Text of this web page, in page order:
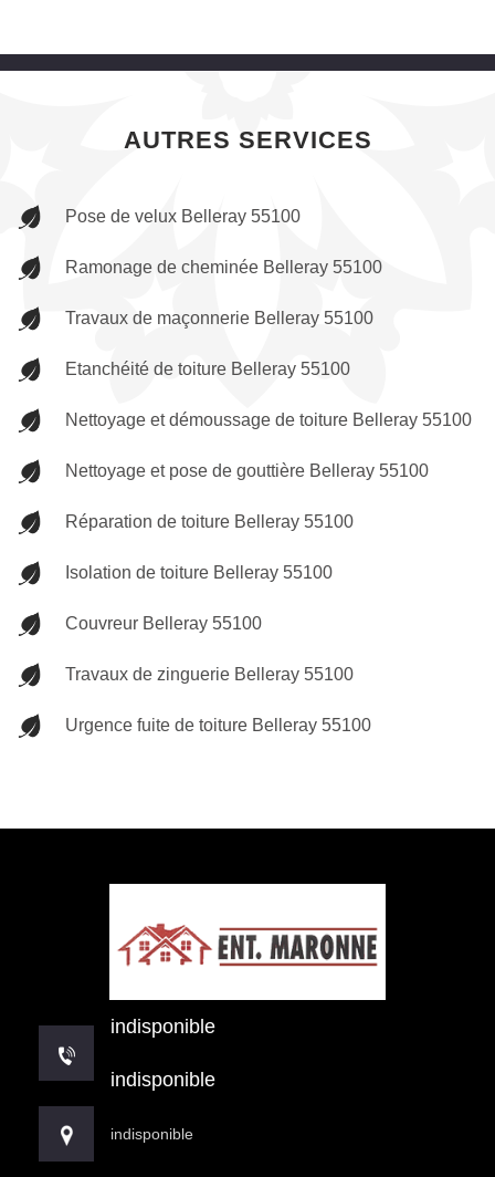
AUTRES SERVICES
Pose de velux Belleray 55100
Ramonage de cheminée Belleray 55100
Travaux de maçonnerie Belleray 55100
Etanchéité de toiture Belleray 55100
Nettoyage et démoussage de toiture Belleray 55100
Nettoyage et pose de gouttière Belleray 55100
Réparation de toiture Belleray 55100
Isolation de toiture Belleray 55100
Couvreur Belleray 55100
Travaux de zinguerie Belleray 55100
Urgence fuite de toiture Belleray 55100
indisponible
indisponible
indisponible